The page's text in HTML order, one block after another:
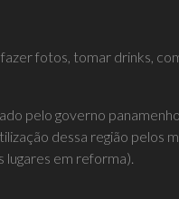
fotos, tomar drinks,
pelo governo
dessa região pelos
lugares em reforma).